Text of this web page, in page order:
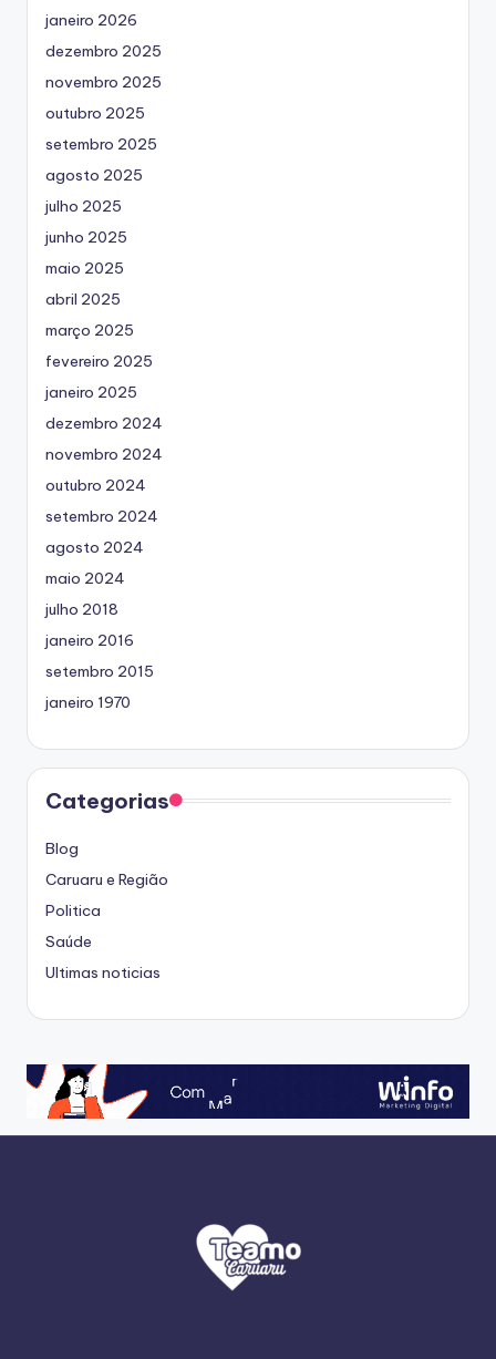
janeiro 2026
dezembro 2025
novembro 2025
outubro 2025
setembro 2025
agosto 2025
julho 2025
junho 2025
maio 2025
abril 2025
março 2025
fevereiro 2025
janeiro 2025
dezembro 2024
novembro 2024
outubro 2024
setembro 2024
agosto 2024
maio 2024
julho 2018
janeiro 2016
setembro 2015
janeiro 1970
Categorias
Blog
Caruaru e Região
Politica
Saúde
Ultimas noticias